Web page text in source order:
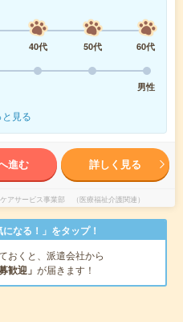
40代 50代
60代
男性
と見る
進む 詳しく見る
アサービス事業部 （医療福祉介護関連）
なる！」をタップ！
おくと、派遣会社から
歓迎」 が届きます！